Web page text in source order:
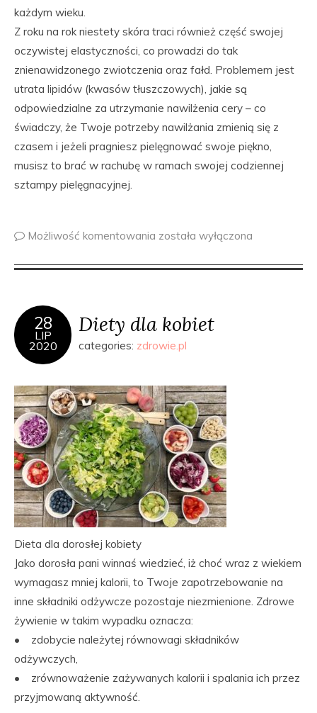
każdym wieku.
Z roku na rok niestety skóra traci również część swojej
oczywistej elastyczności, co prowadzi do tak
znienawidzonego zwiotczenia oraz fałd. Problemem jest
utrata lipidów (kwasów tłuszczowych), jakie są
odpowiedzialne za utrzymanie nawilżenia cery – co
świadczy, że Twoje potrzeby nawilżania zmienią się z
czasem i jeżeli pragniesz pielęgnować swoje piękno,
musisz to brać w rachubę w ramach swojej codziennej
sztampy pielęgnacyjnej.
Możliwość komentowania została wyłączona
28
LIP
2020
Diety dla kobiet
categories: zdrowie.pl
Dieta dla dorosłej kobiety
Jako dorosła pani winnaś wiedzieć, iż choć wraz z wiekiem
wymagasz mniej kalorii, to Twoje zapotrzebowanie na
inne składniki odżywcze pozostaje niezmienione. Zdrowe
żywienie w takim wypadku oznacza:
• zdobycie należytej równowagi składników
odżywczych,
• zrównoważenie zażywanych kalorii i spalania ich przez
przyjmowaną aktywność.